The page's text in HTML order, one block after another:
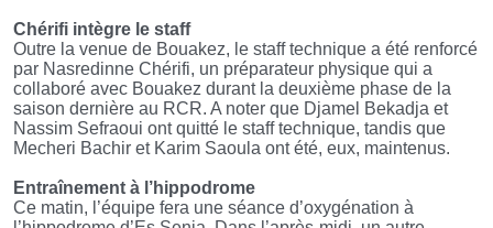
Chérifi intègre le staff
Outre la venue de Bouakez, le staff technique a été renforcé
par Nasredinne Chérifi, un préparateur physique qui a
collaboré avec Bouakez durant la deuxième phase de la
saison dernière au RCR. A noter que Djamel Bekadja et
Nassim Sefraoui ont quitté le staff technique, tandis que
Mecheri Bachir et Karim Saoula ont été, eux, maintenus.
Entraînement à l’hippodrome
Ce matin, l’équipe fera une séance d’oxygénation à